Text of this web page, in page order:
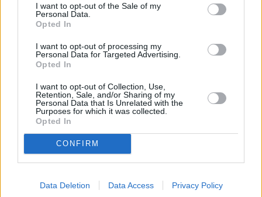
I want to opt-out of the Sale of my
Personal Data.
Opted In
I want to opt-out of processing my
Personal Data for Targeted Advertising.
Opted In
I want to opt-out of Collection, Use,
Retention, Sale, and/or Sharing of my
Personal Data that Is Unrelated with the
Purposes for which it was collected.
Opted In
CONFIRM
Data Deletion Data Access Privacy Policy